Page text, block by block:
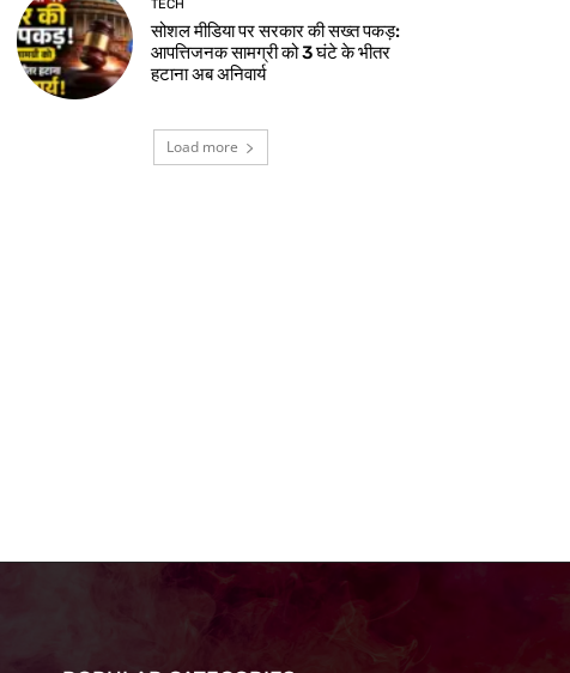
TECH
सोशल मीडिया पर सरकार की सख्त पकड़:
आपत्तिजनक सामग्री को 3 घंटे के भीतर
हटाना अब अनिवार्य
Load more